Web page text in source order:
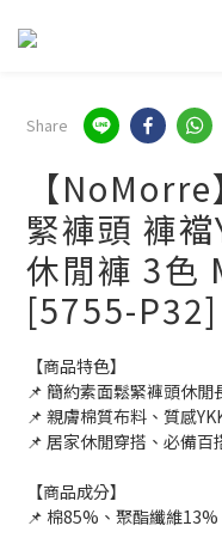
Share
【
緊褲頭 褲
休閒褲 3色
[5755-P32]
【商品特色】
📌 簡約素面鬆緊褲頭休閒
📌 親膚棉質布料、質感
📌 居家休閒穿搭、必備百
【商品成分】
📌 棉85%、聚酯纖維